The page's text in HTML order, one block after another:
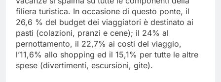
filiera turistica. In occasione di questo ponte, il
26,6 % del budget dei viaggiatori è destinato ai
pasti (colazioni, pranzi e cene); il 24% al
pernottamento, il 22,7% ai costi del viaggio,
l’11,6% allo shopping ed il 15,1% per tutte le altre
spese (divertimenti, escursioni, gite).